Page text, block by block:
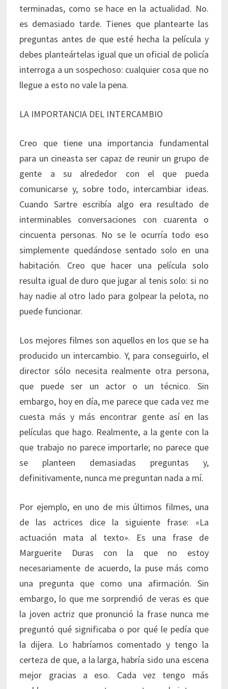
terminadas, como se hace en la actualidad. No.
es demasiado tarde. Tienes que plantearte las
preguntas antes de que esté hecha la película y
debes planteártelas igual que un oficial de policía
interroga a un sospechoso: cualquier cosa que no
llegue a esto no vale la pena.
LA IMPORTANCIA DEL INTERCAMBIO
Creo que tiene una importancia fundamental
para un cineasta ser capaz de reunir un grupo de
gente a su alrededor con el que pueda
comunicarse y, sobre todo, intercambiar ideas.
Cuando Sartre escribía algo era resultado de
interminables conversaciones con cuarenta o
cincuenta personas. No se le ocurría todo eso
simplemente quedándose sentado solo en una
habitación. Creo que hacer una película solo
resulta igual de duro que jugar al tenis solo: si no
hay nadie al otro lado para golpear la pelota, no
puede funcionar.
Los mejores filmes son aquellos en los que se ha
producido un intercambio. Y, para conseguirlo, el
director sólo necesita realmente otra persona,
que puede ser un actor o un técnico. Sin
embargo, hoy en día, me parece que cada vez me
cuesta más y más encontrar gente así en las
películas que hago. Realmente, a la gente con la
que trabajo no parece importarle; no parece que
se planteen demasiadas preguntas y,
definitivamente, nunca me preguntan nada a mí.
Por ejemplo, en uno de mis últimos filmes, una
de las actrices dice la siguiente frase: «La
actuación mata al texto». Es una frase de
Marguerite Duras con la que no estoy
necesariamente de acuerdo, la puse más como
una pregunta que como una afirmación. Sin
embargo, lo que me sorprendió de veras es que
la joven actriz que pronunció la frase nunca me
preguntó qué significaba o por qué le pedía que
la dijera. Lo habríamos comentado y tengo la
certeza de que, a la larga, habría sido una escena
mejor gracias a eso. Cada vez tengo más